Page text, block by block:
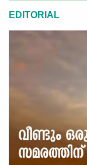
EDITORIAL